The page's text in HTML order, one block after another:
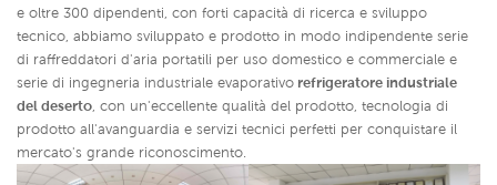
e oltre 300 dipendenti, con forti capacità di ricerca e sviluppo
tecnico, abbiamo sviluppato e prodotto in modo indipendente serie
di raffreddatori d'aria portatili per uso domestico e commerciale e
serie di ingegneria industriale evaporativo refrigeratore industriale
del deserto, con un'eccellente qualità del prodotto, tecnologia di
prodotto all'avanguardia e servizi tecnici perfetti per conquistare il
mercato's grande riconoscimento.